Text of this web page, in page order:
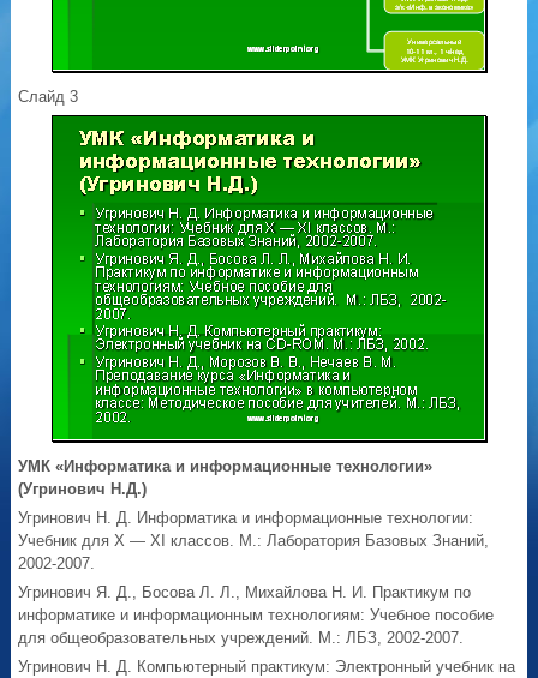
Слайд 3
УМК «Информатика и информационные технологии»
(Угринович Н.Д.)
Угринович Н. Д. Информатика и информационные технологии:
Учебник для X — XI классов. М.: Лаборатория Базовых Знаний,
2002-2007.
Угринович Я. Д., Босова Л. Л., Михайлова Н. И. Практикум по
информатике и информационным технологиям: Учебное пособие
для общеобразовательных учреждений. М.: ЛБЗ, 2002-2007.
Угринович Н. Д. Компьютерный практикум: Электронный учебник на